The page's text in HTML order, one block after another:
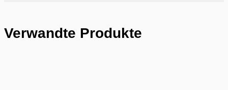
Verwandte Produkte